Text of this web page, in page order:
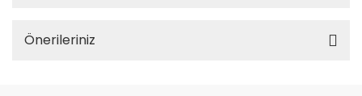
Önerileriniz